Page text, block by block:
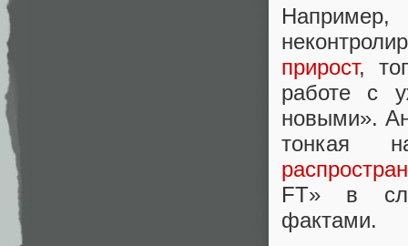
прирост,
работе с
новыми».
тонкая
FT» в
фактами.